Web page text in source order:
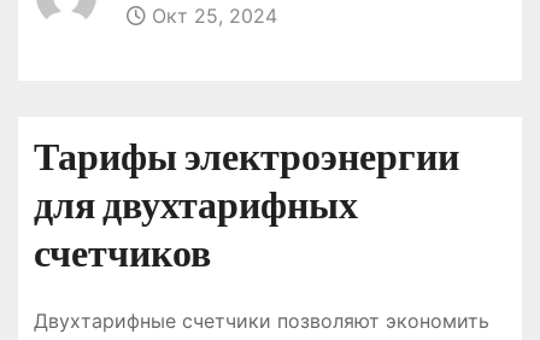
Окт 25, 2024
Тарифы электроэнергии
для двухтарифных
счетчиков
Двухтарифные счетчики позволяют экономить